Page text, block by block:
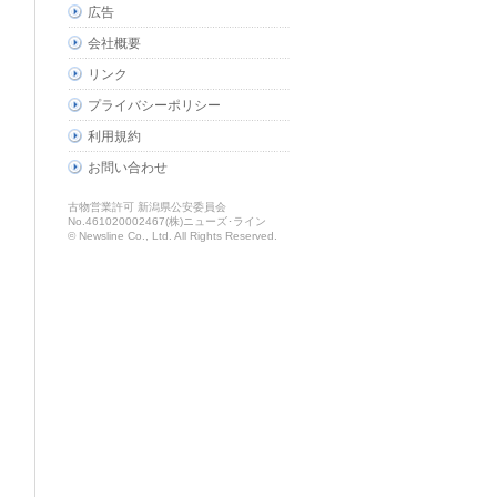
広告
会社概要
リンク
プライバシーポリシー
利用規約
お問い合わせ
古物営業許可 新潟県公安委員会
No.461020002467(株)ニューズ･ライン
© Newsline Co., Ltd. All Rights Reserved.